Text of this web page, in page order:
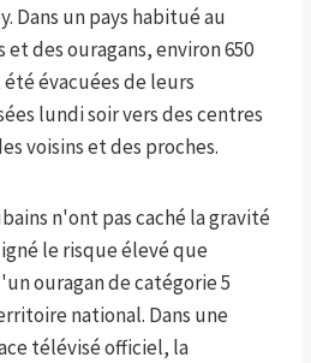
Dans un pays habitué au
des ouragans, environ 650
évacuées de leurs
lundi soir vers des centres
voisins et des proches.
n'ont pas caché la gravité
le risque élevé que
ouragan de catégorie 5
national. Dans une
télévisé officiel, la